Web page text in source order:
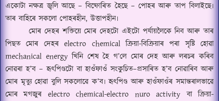
একোটা নক্ষত্ৰ জ্বলি আছে–বিষ্ফোৰিত হৈছে– পোহৰ আৰু তাপ বিলাইছে৷
তাৰ বাহিৰে সকলো পোহৰহীন,উত্তাপহীন৷
মোৰ দেহৰ শক্তিয়ে মোৰ দেহটো এইটো পৰ্যায়লৈকে নিব আৰু তাৰ
পিছত মোৰ দেহৰelectro chemicalক্ৰিয়া-বিক্ৰিয়াৰ পৰা সৃষ্টি হোৱা
mechanical energyখিনি শেষ হৈ গ’লে মোৰ দেহ আৰু লৰচৰ কৰিব
নোৱৰা হ’ব–হৃৎপিণ্ডটো বা হাওঁফাওঁ সংকুচিত–প্ৰসাৰিত হ’ব নোৱাৰিব আৰু
মোৰ মৃত্যু হোৱা বুলি সকলোৱে ক’ব৷ হৃৎপিণ্ড আৰু হাওঁফাওঁৰ সমান্তৰালভাৱে
মোৰ মগজুৰelectro chemical-electro nuro activityবা ক্ৰিয়া-